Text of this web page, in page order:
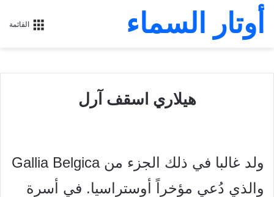
القائمة أوتار السماء
هيلاري اسقف آرل
ولد غالبا في ذلك الجزء من Gallia Belgica
والذي دُعي مؤخراً
أوستراسيا. في أسرة